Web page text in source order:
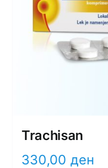
Trachisan
330,00 ден